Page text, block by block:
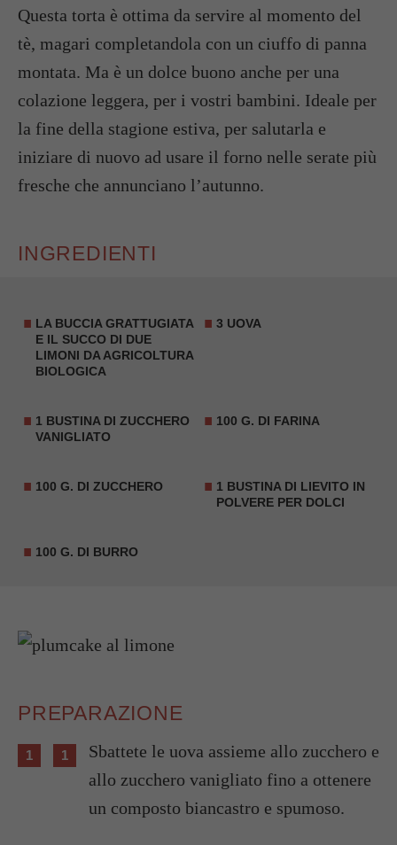
Questa torta è ottima da servire al momento del
tè, magari completandola con un ciuffo di panna
montata. Ma è un dolce buono anche per una
colazione leggera, per i vostri bambini. Ideale per
la fine della stagione estiva, per salutarla e
iniziare di nuovo ad usare il forno nelle serate più
fresche che annunciano l’autunno.
INGREDIENTI
LA BUCCIA GRATTUGIATA
E IL SUCCO DI DUE
LIMONI DA AGRICOLTURA
BIOLOGICA
3 UOVA
1 BUSTINA DI ZUCCHERO
VANIGLIATO
100 G. DI FARINA
100 G. DI ZUCCHERO
1 BUSTINA DI LIEVITO IN
POLVERE PER DOLCI
100 G. DI BURRO
PREPARAZIONE
Sbattete le uova assieme allo zucchero e
allo zucchero vanigliato fino a ottenere
un composto biancastro e spumoso.